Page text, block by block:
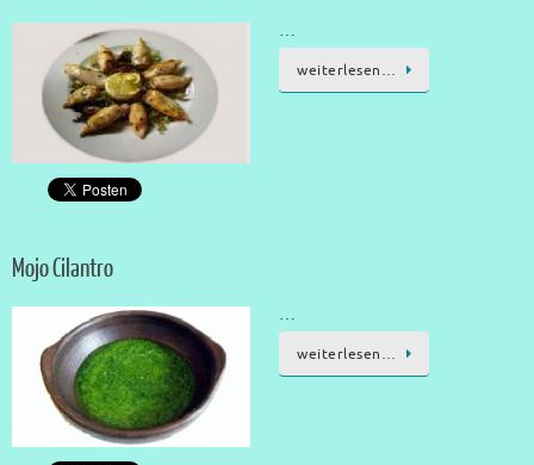
…
weiterlesen…
Mojo Cilantro
…
weiterlesen…